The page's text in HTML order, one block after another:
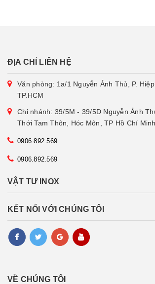
ĐỊA CHỈ LIÊN HỆ
Văn phòng: 1a/1 Nguyễn Ảnh Thủ, P. Hiệp
TP.HCM
Chi nhánh: 39/5M - 39/5D Nguyễn Ảnh
Thới Tam Thôn, Hóc Môn, TP Hồ Chí Minh.
0906.892.569
0906.892.569
VẬT TƯ INOX
KẾT NỐI VỚI CHÚNG TÔI
VỀ CHÚNG TÔI